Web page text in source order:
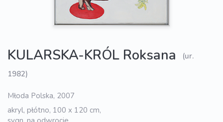
KULARSKA-KRÓL Roksana
(ur.
1982)
Młoda Polska, 2007
akryl, płótno, 100 x 120 cm,